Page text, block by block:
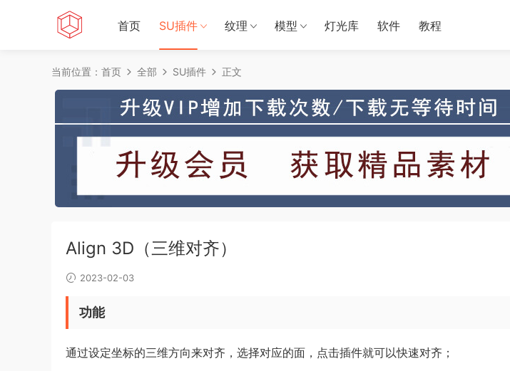
首页 SU插件 纹理 模型 灯光库 软件 教程
当前位置： 首页 全部 SU插件 正文
Align 3D（三维对齐）
2023-02-03
功能
通过设定坐标的三维方向来对齐，选择对应的面，点击插件就可以快速对齐；